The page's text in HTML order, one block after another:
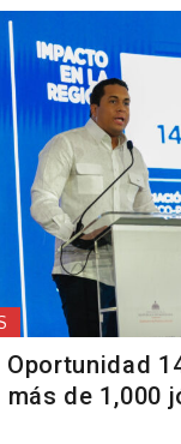
Oportunidad
de 1,000